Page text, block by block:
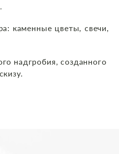
цветы, свечи,
надгробия, созданного